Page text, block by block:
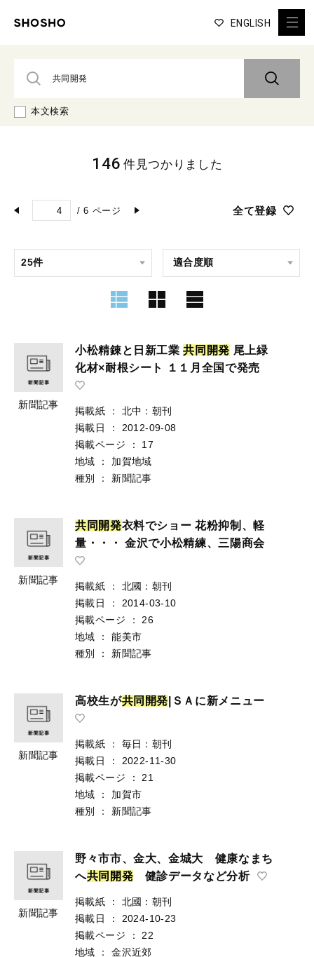
ENGLISH
本文検索
/ 6 ページ 全て登録
146 件見つかりました
新聞記事
小松精錬と日新工業共 同 開発 尾上緑
化材×耐根シート １１月全国で発売
掲載紙 ：
北中：朝刊
掲載日
：
2012-09-08
掲載ページ
：
17
地域
：
加賀地域
種別
： 新聞記事
新聞記事
共 同 開発衣料でショー 花粉抑制、軽
量・・・ 金沢で小松精練、三陽商会
掲載紙 ：
北國：朝刊
掲載日
：
2014-03-10
掲載ページ
：
26
地域
：
能美市
種別
： 新聞記事
新聞記事
高校生が共同 開発 |ＳＡに新メニュー
掲載紙 ：
毎日：朝刊
掲載日
：
2022-11-30
掲載ページ
：
21
地域
：
加賀市
種別
： 新聞記事
新聞記事
野々市市、金大、金城大 健康なまち
へ共同 開発 健診データなど分析
掲載紙 ：
北國：朝刊
掲載日
：
2024-10-23
掲載ページ
：
22
地域
：
金沢近郊